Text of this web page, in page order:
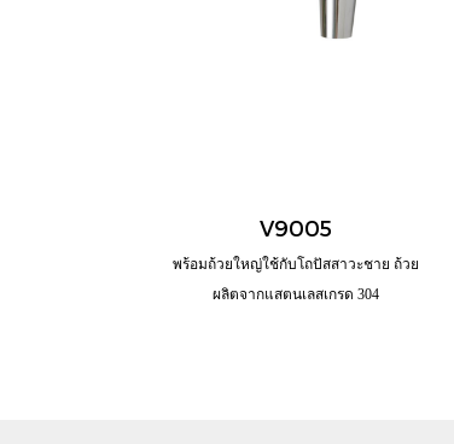
V9005
พร้อมถ้วยใหญ่ใช้กับโถปัสสาวะชาย ถ้วย
ผลิตจากแสตนเลสเกรด 304